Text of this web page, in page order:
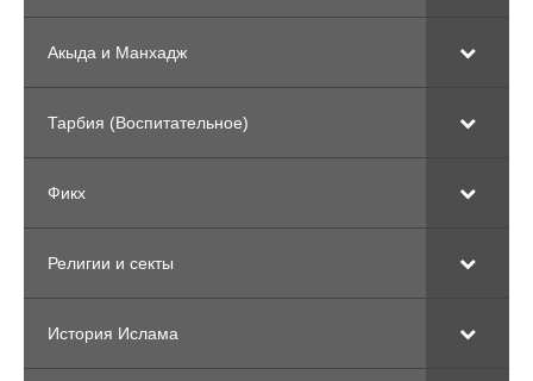
Акыда и Манхадж
Тарбия (Воспитательное)
Фикх
Религии и секты
История Ислама